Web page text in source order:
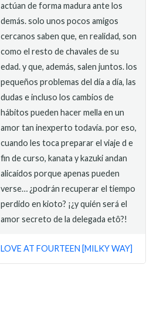
actúan de forma madura ante los
demás. solo unos pocos amigos
cercanos saben que, en realidad, son
como el resto de chavales de su
edad. y que, además, salen juntos. los
pequeños problemas del día a día, las
dudas e incluso los cambios de
hábitos pueden hacer mella en un
amor tan inexperto todavía. por eso,
cuando les toca preparar el viaje d e
fin de curso, kanata y kazuki andan
alicaídos porque apenas pueden
verse… ¿podrán recuperar el tiempo
perdido en kioto? ¡¿y quién será el
amor secreto de la delegada etô?!
LOVE AT FOURTEEN [MILKY WAY]